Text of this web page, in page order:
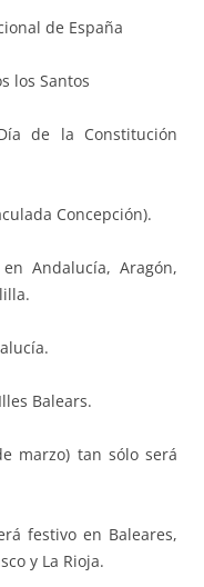
de España
los Santos
de la Constitución
Concepción).
Andalucía, Aragón,
Balears.
marzo) tan sólo será
festivo en Baleares,
y La Rioja.